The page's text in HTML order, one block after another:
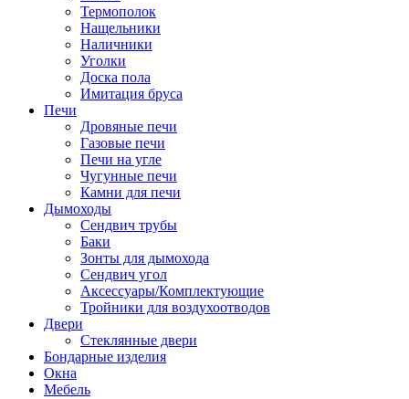
Термополок
Нащельники
Наличники
Уголки
Доска пола
Имитация бруса
Печи
Дровяные печи
Газовые печи
Печи на угле
Чугунные печи
Камни для печи
Дымоходы
Сендвич трубы
Баки
Зонты для дымохода
Сендвич угол
Аксессуары/Комплектующие
Тройники для воздухоотводов
Двери
Стеклянные двери
Бондарные изделия
Окна
Мебель